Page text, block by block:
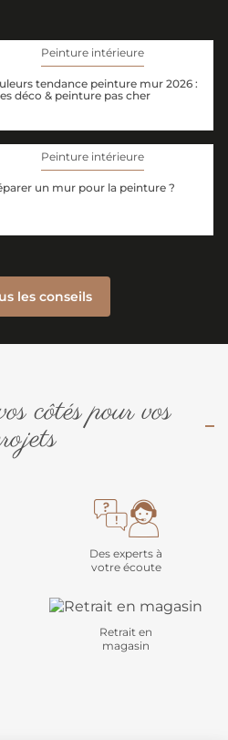
Peinture intérieure
tendance peinture mur 2026 :
déco & peinture pas cher
Peinture intérieure
un mur pour la peinture ?
les conseils
côtés pour vos
Des experts à
votre écoute
Retrait en
magasin